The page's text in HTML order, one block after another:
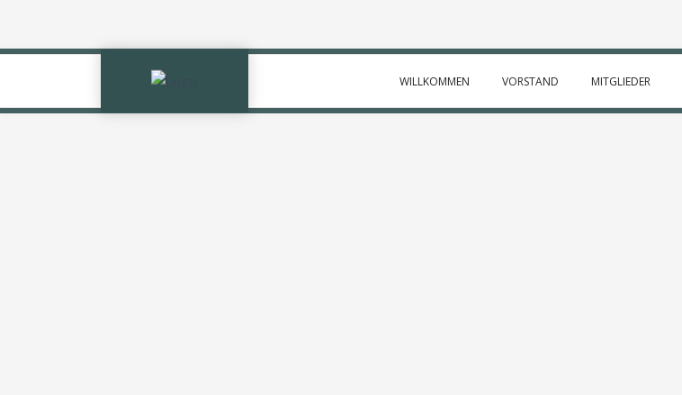
WILLKOMMEN VORSTAND MITGLIEDER